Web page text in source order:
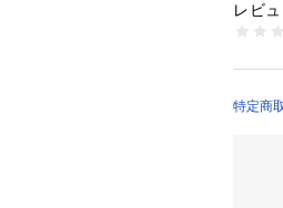
ポリ
ソフ
【着
※照
商品
レビ
特定商